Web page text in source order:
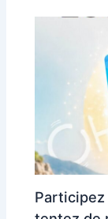
Participez